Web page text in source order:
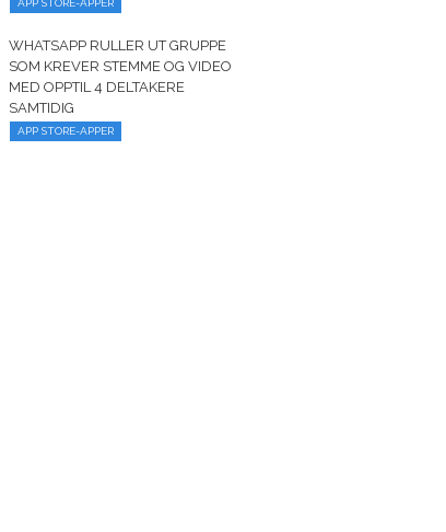
APP STORE-APPER
WHATSAPP RULLER UT GRUPPE
SOM KREVER STEMME OG VIDEO
MED OPPTIL 4 DELTAKERE
SAMTIDIG
APP STORE-APPER